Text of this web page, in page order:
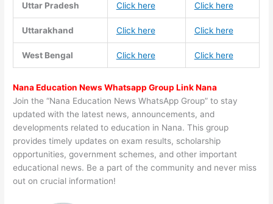
Uttar Pradesh Click here Click here
Uttarakhand Click here Click here
West Bengal Click here Click here
Nana Education News Whatsapp Group Link Nana
Join the “Nana Education News WhatsApp Group” to stay
updated with the latest news, announcements, and
developments related to education in Nana. This group
provides timely updates on exam results, scholarship
opportunities, government schemes, and other important
educational news. Be a part of the community and never miss
out on crucial information!